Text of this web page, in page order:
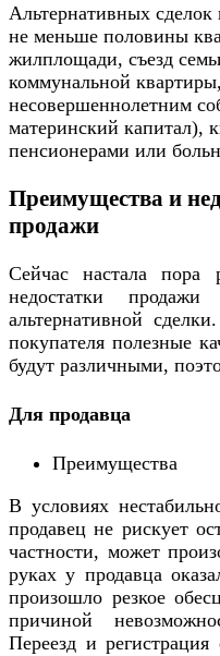
Альтернативных
не меньше половины
жилплощади, съезд
коммунальной
несовершеннолетним
материнский капитал),
пенсионерами или
Преимущества и
продажи
Сейчас настала пора
недостатки
альтернативной
покупателя полезные
будут различными,
Для продавца
Преимущества
В условиях
продавец не рискует
частности, может
руках у продавца
произошло резкое
причиной
Переезд и регистрация